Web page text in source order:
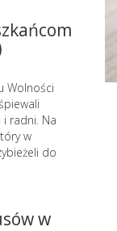
Wolności
radni. Na
w
do
w